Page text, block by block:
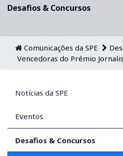
Desafios & Concursos
Comunicações da SPE
Vencedoras do Prémio
Notícias da SPE
Eventos
Desafios & Concursos